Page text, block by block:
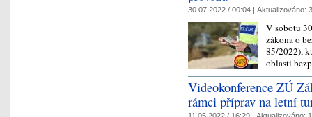
30.07.2022 / 00:04 | Aktualizováno:
V sobotu
zákona o
85/2022),
oblasti
Videokonference ZÚ
rámci příprav na letní